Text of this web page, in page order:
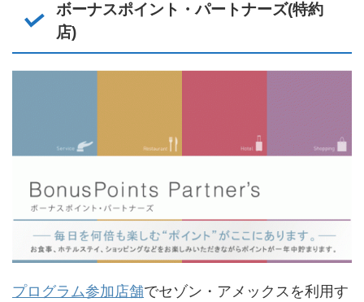
ボーナスポイント・パートナーズ(特約
店)
プログラム参加店舗でセゾン・アメックスを利用す